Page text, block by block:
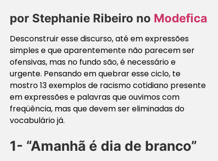
por Stephanie Ribeiro no Modefica
Desconstruir esse discurso, até em expressões
simples e que aparentemente não parecem ser
ofensivas, mas no fundo são, é necessário e
urgente. Pensando em quebrar esse ciclo, te
mostro 13 exemplos de racismo cotidiano presente
em expressões e palavras que ouvimos com
freqüência, mas que devem ser eliminadas do
vocabulário já.
1- “Amanhã é dia de branco”